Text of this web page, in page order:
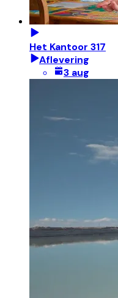
Het Kantoor 317
Aflevering
3 aug